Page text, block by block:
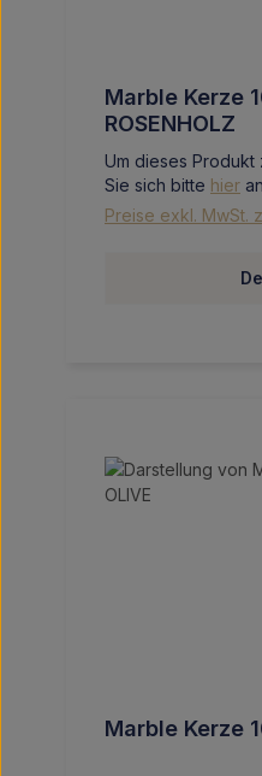
Marble Kerze
ROSENHOLZ
Um dieses
Sie sich bitte hier
Preise exkl. MwSt.
Marble Kerze